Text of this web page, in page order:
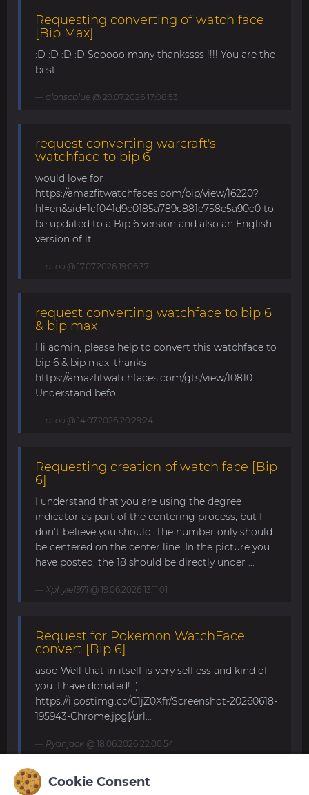
Requesting converting of watch face
[Bip Max]
:D :D :D :D Sooooo many thankssss !!!! You are the
best ......
alonsoblue @ 29.07.2026 17:08:53
request converting warcraft's
watchface to bip 6
would love for
https://amazfitwatchfaces.com/bip/view/16220?
hl=en&sid=1cf041d9c0185a789c881e758e5a90c0 to
be updated to a Bip 6 version and also an English
version of it. ...
asoo @ 17.07.2026 19:06:37
request converting watchface to bip 6
& bip max
Hi admin, please help to convert this watchface to
bip 6 & bip max. thanks
https://amazfitwatchfaces.com/gts/view/10810
Understand befo...
asoo @ 14.07.2026 20:29:24
Requesting creation of watch face [Bip
6]
I understand that you are using the degree
indicator as part of the centering process, but I
don't believe you should. The number only should
be centered on the center line. In the picture you
have posted, the 18 should be directly under ...
Xphyle1971 @ 19.06.2026 13:11:01
Request for Pokemon WatchFace
convert [Bip 6]
asoo Well that in itself is very selfless and kind of
you. I have donated! :)
https://i.postimg.cc/C1jZ0Xfr/Screenshot-20260618-
195943-Chrome.jpg[/url...
Ryanjack @ 18.06.2026 22:00:54
About Request Watchface for Bip Max
Cookie Consent